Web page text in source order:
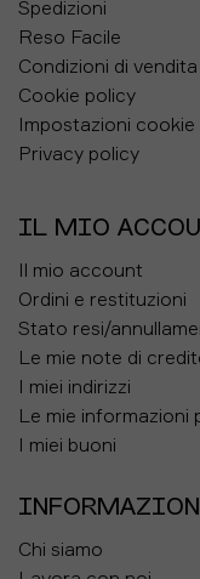
misurazione dei
Come prendere le
GIROVITA: misura
corrispondenza
solito corrisponde
FIANCHI: esegui la
punto di massima
metro sempre
LUNGHEZZA
dell'interno gamba
Spedizioni
Reso Facile
Condizioni di vendita
Cookie policy
Impostazioni cookie
Privacy policy
IL MIO
Il mio account
Ordini e restituzioni
Stato resi/
Le mie note di
I miei indirizzi
Le mie informazioni
I miei buoni
Chi siamo